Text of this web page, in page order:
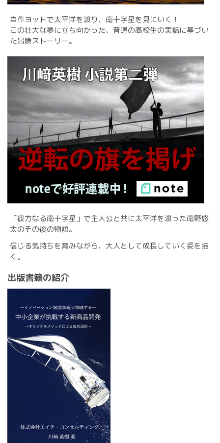
自作ヨットで太平洋を渡り、南十字星を見にいく！
この壮大な夢に立ち向かった、普通の高校生の実話に基づい
た冒険ストーリー。
「彼方なる南十字星」で主人公と共に太平洋を渡った南野悠
太のその後の物語。
信じる気持ちを育みながら、大人として成長していく姿を描
く。
出版書籍の紹介